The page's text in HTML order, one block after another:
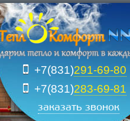
+7(831)291-69-80
+7(831)283-69-81
заказать звонок